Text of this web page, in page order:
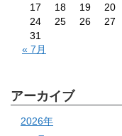
17
18 19 20
24
25 26 27
31
« 7月
アーカイブ
2026年